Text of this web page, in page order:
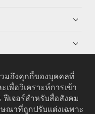
วมถึงคุกกี้ของบุคคลที่
พื่อวิเคราะห์การเข้า
เจอร์สำหรับสื่อสังคม
ณาที่ถูกปรับแต่งเฉพาะ